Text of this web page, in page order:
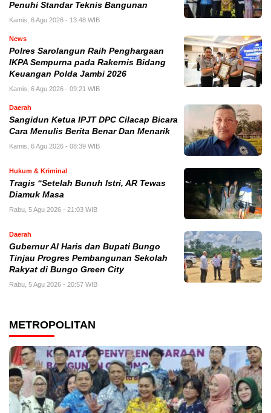
Penuhi Standar Teknis Bangunan
Kamis, 6 Agu 2026 - 13:48 WIB
News
Polres Sarolangun Raih Penghargaan
IKPA Sempurna pada Rakernis Bidang
Keuangan Polda Jambi 2026
Kamis, 6 Agu 2026 - 09:21 WIB
Daerah
Sangidun Ketua IPJT DPC Cilacap Bicara
Cara Menulis Berita Benar Dan Menarik
Kamis, 6 Agu 2026 - 08:39 WIB
Hukum & Kriminal
Tragis “Setelah Bunuh Istri, AR Tewas
Diamuk Masa
Rabu, 5 Agu 2026 - 21:03 WIB
Daerah
​Gubernur Al Haris dan Bupati Bungo
Tinjau Progres Pembangunan Sekolah
Rakyat di Bungo Green City
Rabu, 5 Agu 2026 - 20:57 WIB
METROPOLITAN